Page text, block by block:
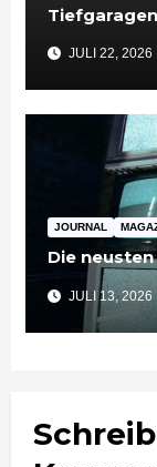
verletzt
JULI 22, 2026
JOURNAL
Die
JULI 13, 2026